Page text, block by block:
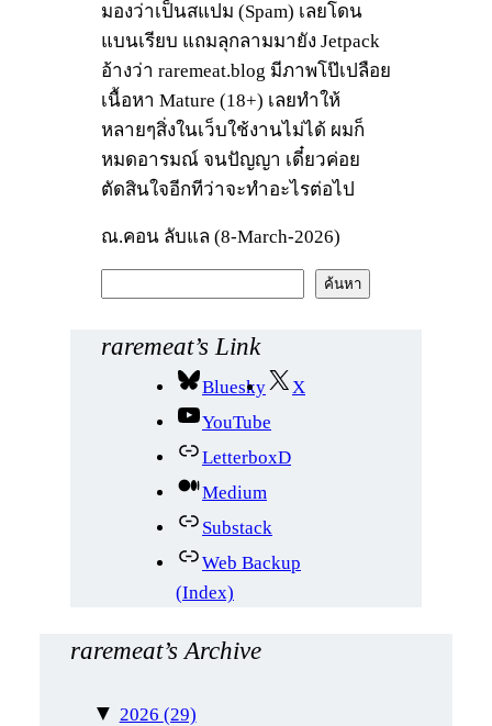
มองว่าเป็นสแปม (Spam) เลยโดน
แบนเรียบ แถมลุกลามมายัง Jetpack
อ้างว่า raremeat.blog มีภาพโป๊เปลือย
เนื้อหา Mature (18+) เลยทำให้
หลายๆสิ่งในเว็บใช้งานไม่ได้ ผมก็
หมดอารมณ์ จนปัญญา เดี๋ยวค่อย
ตัดสินใจอีกทีว่าจะทำอะไรต่อไป
ณ.คอน ลับแล (8-March-2026)
ห
ค้นหา
raremeat’s Link
Bluesky
X
YouTube
LetterboxD
Medium
Substack
Web Backup
(Index)
raremeat’s Archive
▼ 2026 (29)